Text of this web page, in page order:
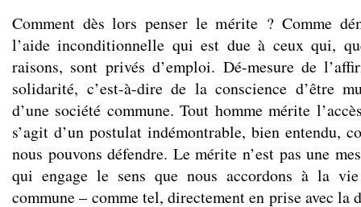
Comment dès lors penser le mérite ? Comme
l’aide inconditionnelle qui est due à ceux qui,
raisons, sont privés d’emploi. Dé-mesure de
solidarité, c’est-à-dire de la conscience d’être
d’une société commune. Tout homme mérite
s’agit d’un postulat indémontrable, bien entendu,
nous pouvons défendre. Le mérite n’est pas une
qui engage le sens que nous accordons à la
commune – comme tel, directement en prise avec